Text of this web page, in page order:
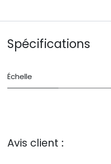
Spécifications
Échelle
Avis client :